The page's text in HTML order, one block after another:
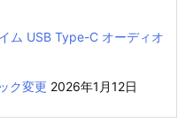
ム USB Type-C オーディオ
ク変更 2026年1月12日